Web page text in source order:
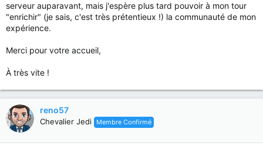
serveur auparavant, mais j'espère plus tard pouvoir à mon tour
"enrichir" (je sais, c'est très prétentieux !) la communauté de mon
expérience.
Merci pour votre accueil,
À très vite !
reno57
Chevalier Jedi Membre Confirmé